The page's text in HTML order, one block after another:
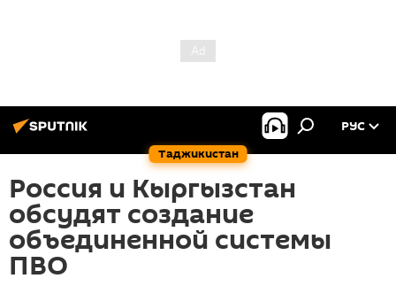
Таджикистан
РУС
Россия и Кыргызстан
обсудят создание
объединенной системы
ПВО